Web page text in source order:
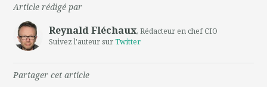
Article rédigé par
Reynald Fléchaux, Rédacteur en chef CIO
Suivez l'auteur surTwitter
Partager cet article